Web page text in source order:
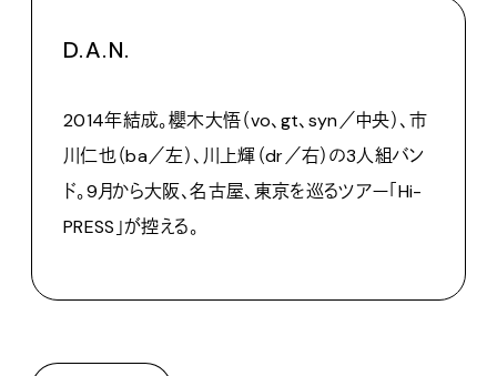
D.A.N.
2014年結成。櫻木大悟（vo、 gt、 syn／中央）、市
川仁也（ba／左）、川上輝（dr／右）の3人組バン
ド。9月から大阪、名古屋、東京を巡るツアー「Hi-
PRESS 」が控える。